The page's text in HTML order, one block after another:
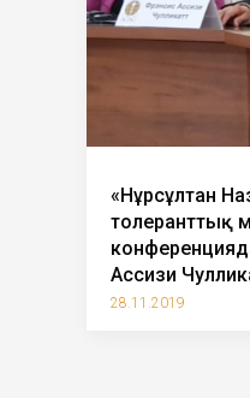
«Нұрсұлтан
толеранттық
Ассизи
28.11.2019